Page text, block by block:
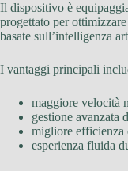
Il dispositivo è
progettato per
basate sull’intelligenza
I vantaggi principali
maggiore velocità
gestione avanzata
migliore efficienza
esperienza fluida